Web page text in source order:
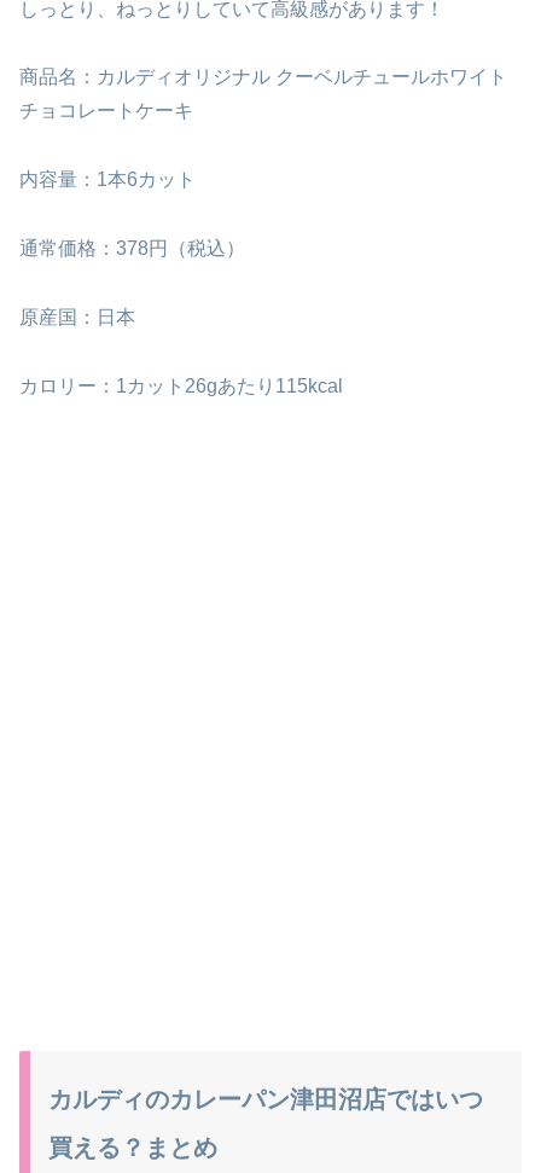
しっとり、ねっとりしていて高級感があります！
商品名：カルディオリジナル クーベルチュールホワイト
チョコレートケーキ
内容量：1本6カット
通常価格：378円（税込）
原産国：日本
カロリー：1カット26gあたり115kcal
カルディのカレーパン津田沼店ではいつ
買える？まとめ